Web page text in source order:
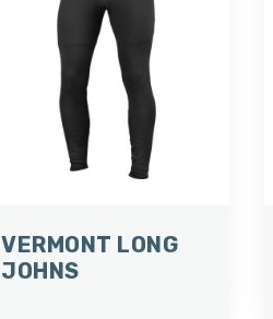
VERMONT LONG
JOHNS